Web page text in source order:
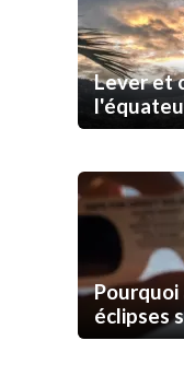
Lever et
Pourquoi
éclipses